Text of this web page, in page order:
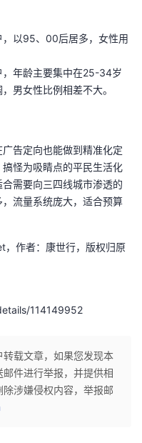
以95、00后居多，女性用
，年龄主要集中在25-34岁
男女性比例相差不大。
告定向也能做到精准化定
怪为吸睛点的平民生活化
需要向三四线城市渗透的
流量系统庞大，适合预算
作者：康世行，版权归原
114149952
转载文章，如果您发现本
件进行举报，并提供相
涉嫌侵权内容，举报邮